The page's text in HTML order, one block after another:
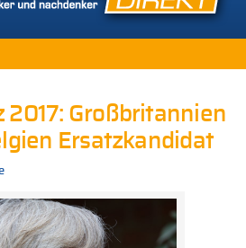
2017: Großbritannien
Ersatzkandidat